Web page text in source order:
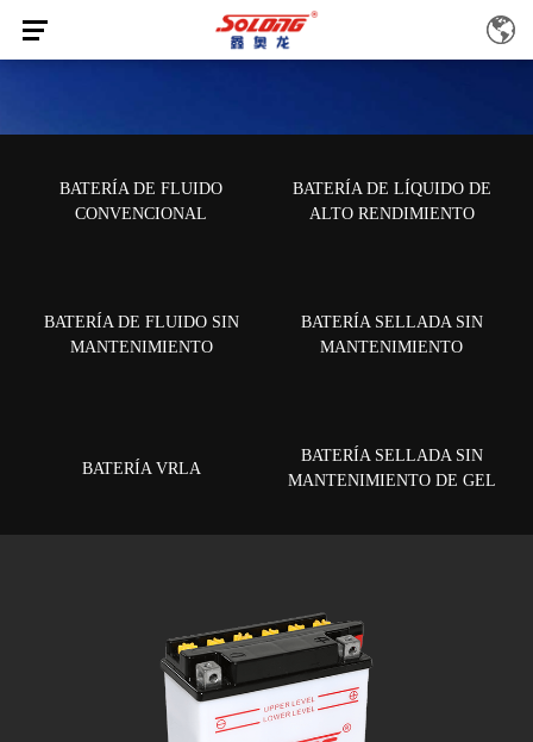
INICIO/Centro de productos
BATERÍA DE LÍQUIDO DE ALTO
RENDIMIENTO
YB5L-B
BATERÍA DE FLUIDO
CONVENCIONAL
BATERÍA DE LÍQUIDO DE
ALTO RENDIMIENTO
BATERÍA DE FLUIDO SIN
MANTENIMIENTO
BATERÍA SELLADA SIN
MANTENIMIENTO
BATERÍA VRLA
BATERÍA SELLADA SIN
MANTENIMIENTO DE GEL